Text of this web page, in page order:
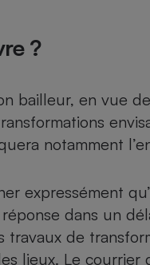
?
bailleur, en vue
notamment
expressément
dans un
de
lieux. Le
Antivirus